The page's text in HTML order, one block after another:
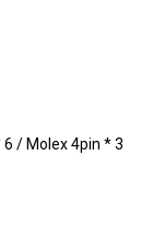
6 / Molex 4pin * 3